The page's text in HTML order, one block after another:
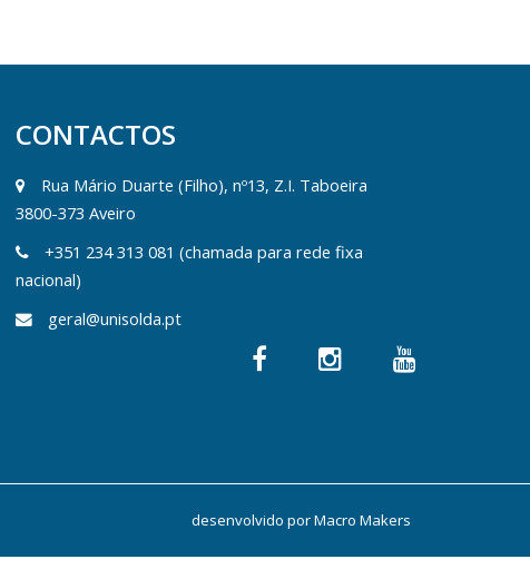
CONTACTOS
Rua Mário Duarte (Filho), nº13, Z.I. Taboeira
3800-373 Aveiro
+351 234 313 081 (chamada para rede fixa
nacional)
geral@unisolda.pt
desenvolvido porMacro Makers